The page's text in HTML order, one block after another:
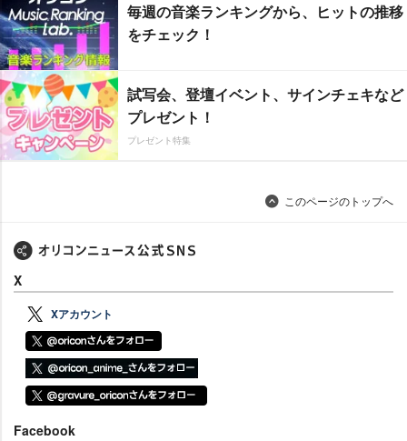
毎週の音楽ランキングから、ヒットの推移
をチェック！
試写会、登壇イベント、サインチェキなど
プレゼント！
プレゼント特集
このページのトップへ
X
Xアカウント
Facebook